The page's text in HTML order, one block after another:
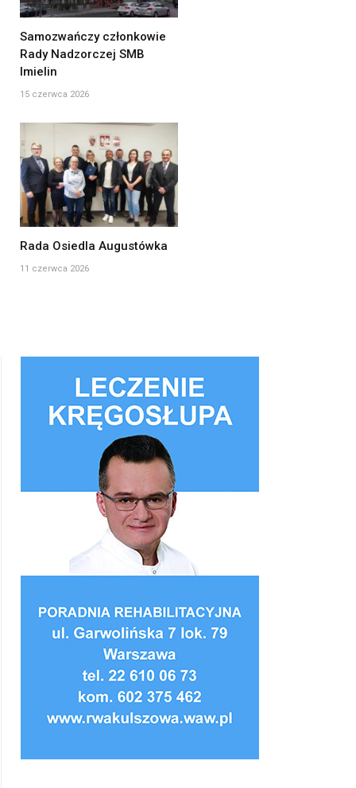
Samozwańczy członkowie
Rady Nadzorczej SMB
Imielin
15 czerwca 2026
Rada Osiedla Augustówka
11 czerwca 2026